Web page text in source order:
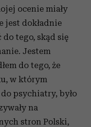
ocenie miały
jest dokładnie
tego, skąd się
Jestem
do tego, że
w którym
psychiatry, było
na
stron Polski,